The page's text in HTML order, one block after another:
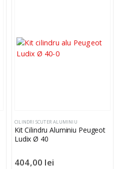
CILINDRI SCUTER ALUMINIU
Kit Cilindru Aluminiu Peugeot
Ludix Ø 40
404,00 lei